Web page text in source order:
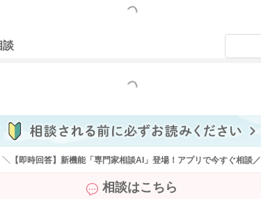
もっと見る
談
もっと見る
＼【即時回答】新機能「専門家相談AI」登場！アプリで今すぐ相談／
相談はこちら